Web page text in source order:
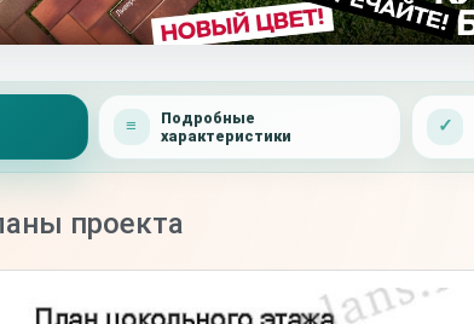
Подробные
характеристики
проекта